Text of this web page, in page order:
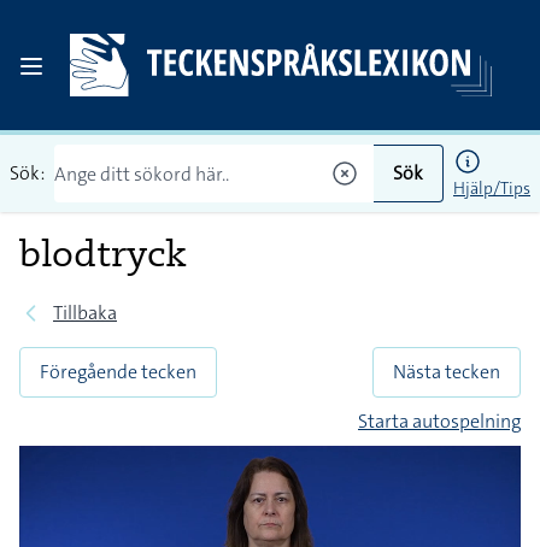
Sök: Sök
Hjälp/Tips
blodtryck
Tillbaka
Föregående tecken
Nästa tecken
Starta autospelning